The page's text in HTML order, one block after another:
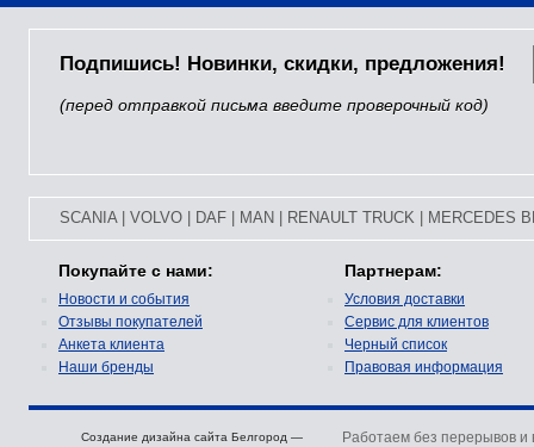
Подпишись! Новинки, скидки, предложения!
(перед отправкой письма введите проверочный код)
SCANIA| VOLVO DAF MAN RENAULT TRUCK MERCEDES
Покупайте с нами:
Новости и события
Отзывы покупателей
Анкета клиента
Наши бренды
Партнерам:
Условия доставки
Сервис для клиентов
Черный список
Правовая информация
Создание дизайна сайта Белгород —
Работаем без перерывов и